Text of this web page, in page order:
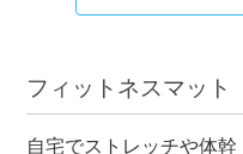
フィットネスマット
自宅でストレッチや体